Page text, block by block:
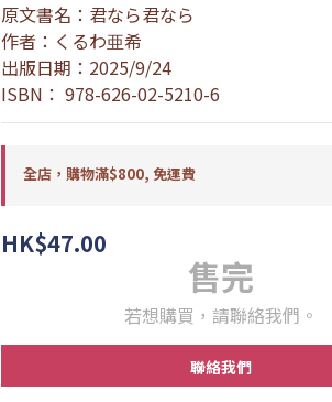
原文書名：君なら君なら
作者：くるわ亜希
出版日期：2025/9/24
ISBN： 978-626-02-5210-6
全店，購物滿$800, 免運費
HK$47.00
售完
若想購買，請聯絡我們。
聯絡我們